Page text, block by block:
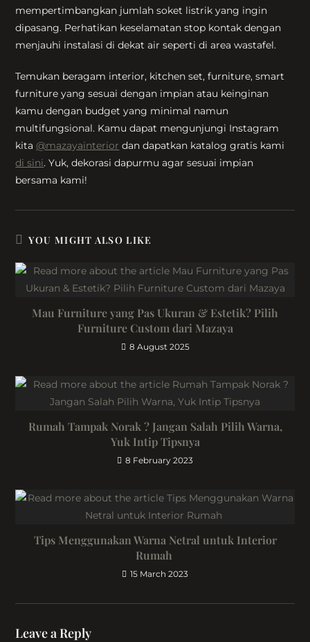
mempertimbangkan jumlah soket listrik yang ingin
dipasang. Perhatikan keselamatan stop kontak dengan
menjauhi instalasi di dekat air seperti di area wastafel.
Temukan beragam interior, kitchen set, furniture, smart
furniture yang sesuai dengan impian atau keinginan
kamu dengan budget yang minimal namun
multifungsional. Kamu dapat mengunjungi Instagram
kita @mazayainterior dan dapatkan katalog gratis kami
di sini. Yuk, dekorasi dapurmu agar sesuai impian
bersama kami!
YOU MIGHT ALSO LIKE
Mau Furniture yang Pas Ukuran & Estetik? Pilih
Furniture Custom dari Mazaya
8 August 2025
Rumah Tampak Norak ? Jangan Salah Pilih Warna,
Yuk Intip Tipsnya
8 February 2023
Tips Menggunakan Warna Netral untuk Interior
Rumah
15 March 2023
Leave a Reply